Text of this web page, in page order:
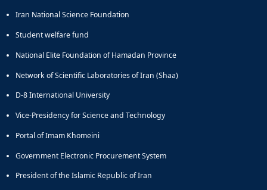
Iran National Science Foundation
Student welfare fund
National Elite Foundation of Hamadan Province
Network of Scientific Laboratories of Iran (Shaa)
D-8 International University
Vice-Presidency for Science and Technology
Portal of Imam Khomeini
Government Electronic Procurement System
President of the Islamic Republic of Iran